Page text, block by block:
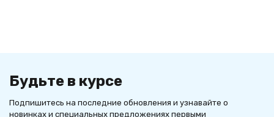
Будьте в курсе
Подпишитесь на последние обновления и узнавайте о
новинках и специальных предложениях первыми